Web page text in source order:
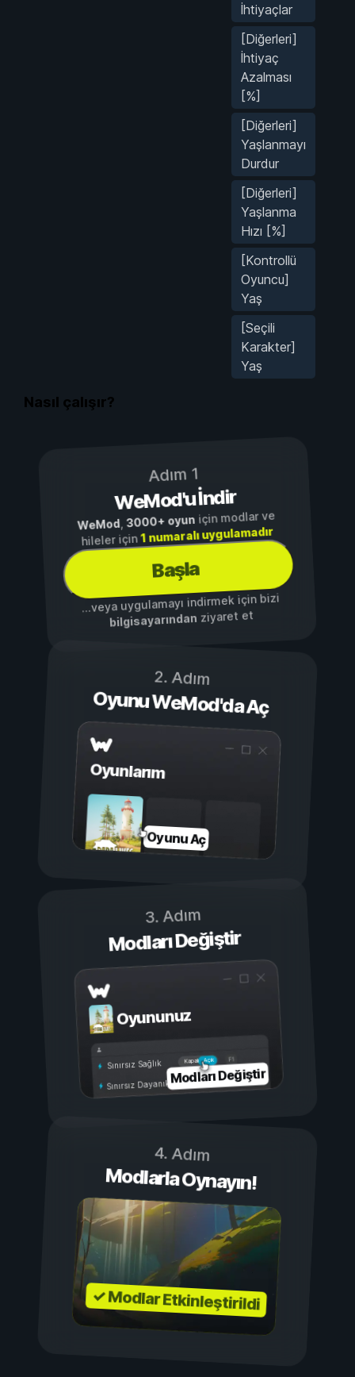
İhtiyaçlar
[Diğerleri]
İhtiyaç
Azalması
[%]
[Diğerleri]
Yaşlanmayı
Durdur
[Diğerleri]
Yaşlanma
Hızı [%]
[Kontrollü
Oyuncu]
Yaş
[Seçili
Karakter]
Yaş
Nasıl çalışır?
Adım 1
WeMod'u İndir
WeMod,3000+ oyuniçin modlar ve
hileler için1 numaralı uygulamadır
Başla
...veya uygulamayı indirmek için bizi
bilgisayarından ziyaret et
2. Adım
Oyunu WeMod'da Aç
Oyunlarım
Oyunu Aç
3. Adım
Modları Değiştir
Oyununuz
Açık
Kapalı
Sınırsız Sağlık
Sınırsız DayanıklılıkModları Değiştir
4. Adım
Modlarla Oynayın!
✓ Modlar Etkinleştirildi